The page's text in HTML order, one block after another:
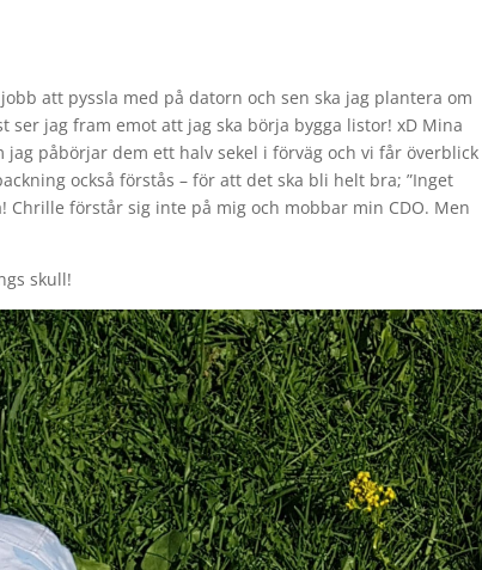
att pyssla med på datorn och sen ska jag plantera om
jag fram emot att jag ska börja bygga listor! xD Mina
påbörjar dem ett halv sekel i förväg och vi får överblick
också förstås – för att det ska bli helt bra; ”Inget
Chrille förstår sig inte på mig och mobbar min CDO. Men
skull!